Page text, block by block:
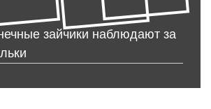
зайчики наблюдают за